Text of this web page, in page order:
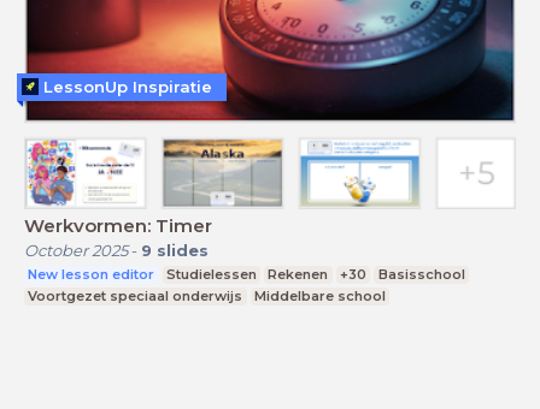
Werkvormen: Timer
October 2025- 9 slides
New lesson editor Studielessen Rekenen +30
Basisschool
Voortgezet speciaal onderwijs
Middelbare school
LessonUp Inspiratie